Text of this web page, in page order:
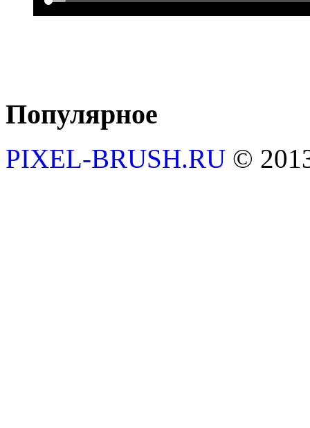
Популярное
PIXEL-BRUSH.RU ©